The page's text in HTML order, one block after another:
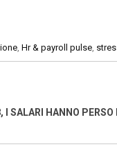
Hr & payroll pulse
SALARI HANNO PERSO